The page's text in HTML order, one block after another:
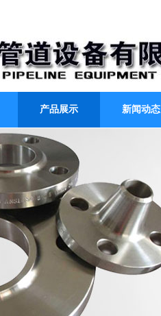
产品展示 新闻动态